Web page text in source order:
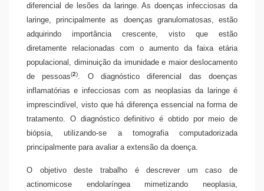
diferencial de lesões da laringe. As doenças infecciosas da
laringe, principalmente as doenças granulomatosas, estão
adquirindo importância crescente, visto que estão
diretamente relacionadas com o aumento da faixa etária
populacional, diminuição da imunidade e maior deslocamento
de pessoas(2)
. O diagnóstico diferencial das doenças
inflamatórias e infecciosas com as neoplasias da laringe é
imprescindível, visto que há diferença essencial na forma de
tratamento. O diagnóstico definitivo é obtido por meio de
biópsia, utilizando-se a tomografia computadorizada
principalmente para avaliar a extensão da doença.
O objetivo deste trabalho é descrever um caso de
actinomicose endolaríngea mimetizando neoplasia,